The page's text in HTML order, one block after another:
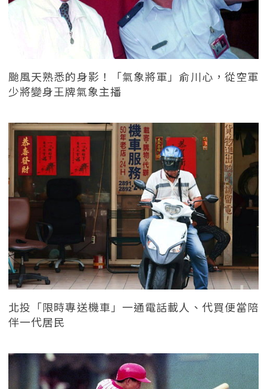
颱風天熟悉的身影！「氣象將軍」俞川心，從空軍
少將變身王牌氣象主播
北投「限時專送機車」一通電話載人、代買便當陪
伴一代居民